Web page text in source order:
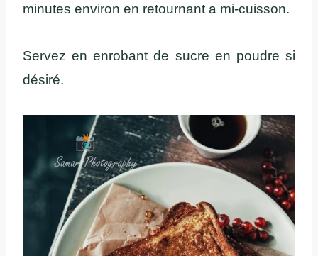
minutes environ en retournant a mi-cuisson.
Servez en enrobant de sucre en poudre si
désiré.